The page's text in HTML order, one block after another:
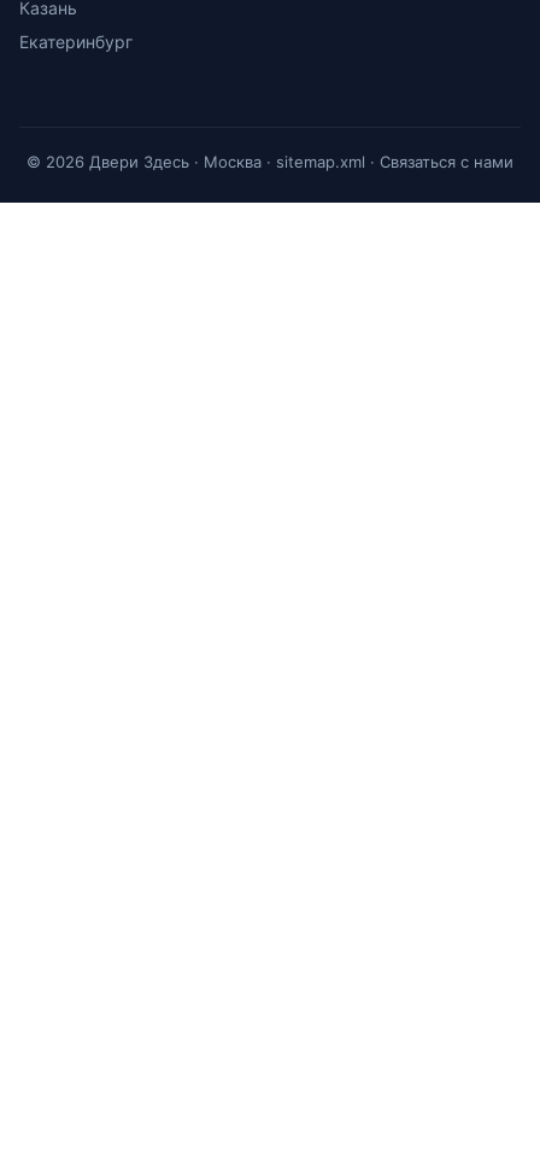
Казань
Екатеринбург
© 2026 Двери Здесь · Москва · sitemap.xml · Связаться с нами